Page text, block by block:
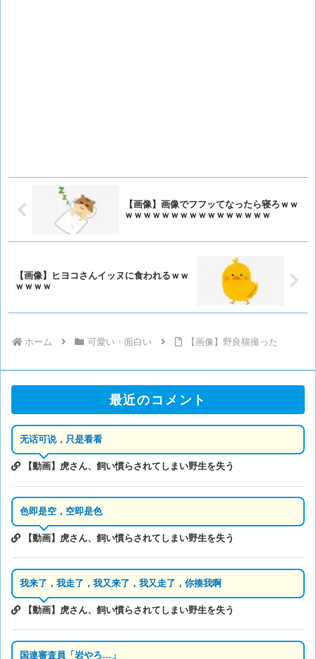
【画像】画像でフフッてなったら寝ろｗｗ
ｗｗｗｗｗｗｗｗｗｗｗｗｗｗｗｗ
【画像】ヒヨコさんイッヌに食われるｗｗ
ｗｗｗｗ
ホーム 可愛い・面白い 【画像】野良猫撮った
最近のコメント
无话可说，只是看看
【動画】虎さん、飼い慣らされてしまい野生を失う
色即是空，空即是色
【動画】虎さん、飼い慣らされてしまい野生を失う
我来了，我走了，我又来了，我又走了，你揍我啊
【動画】虎さん、飼い慣らされてしまい野生を失う
国連審査員「岩やろ…」